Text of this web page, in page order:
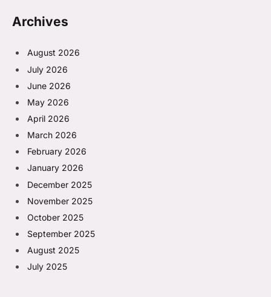
Archives
August 2026
July 2026
June 2026
May 2026
April 2026
March 2026
February 2026
January 2026
December 2025
November 2025
October 2025
September 2025
August 2025
July 2025